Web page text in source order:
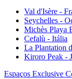
Val d'Isère -
Seychelles -
Michès Playa
Cefalù - Itália
La Plantation
Kiroro Peak -
Espaços Exclusive